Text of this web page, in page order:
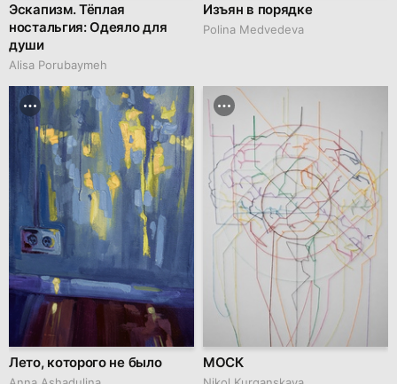
Эскапизм. Тёплая
ностальгия: Одеяло для
души
Alisa Porubaymeh
Изъян в порядке
Polina Medvedeva
Лето, которого не было МОСК